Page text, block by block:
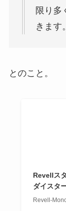
限り多
きます。
とのこと。
Revellス
ダイスタ
Revell-